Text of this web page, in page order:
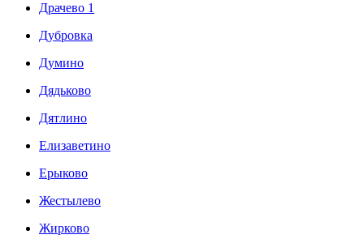
Драчево 1
Дубровка
Думино
Дядьково
Дятлино
Елизаветино
Ерыково
Жестылево
Жирково